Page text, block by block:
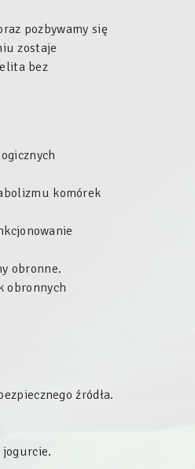
pozbywamy się
zostaje
bez
komórek
obronne.
obronnych
źródła.